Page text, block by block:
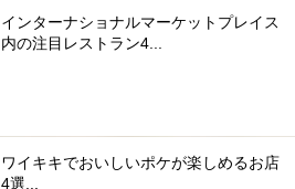
インターナショナルマーケットプレイス
内の注目レストラン4...
ワイキキでおいしいポケが楽しめるお店
4選...